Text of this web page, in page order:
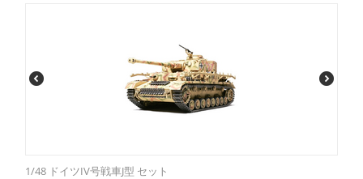
1/48 ドイツIV号戦車J型 セット